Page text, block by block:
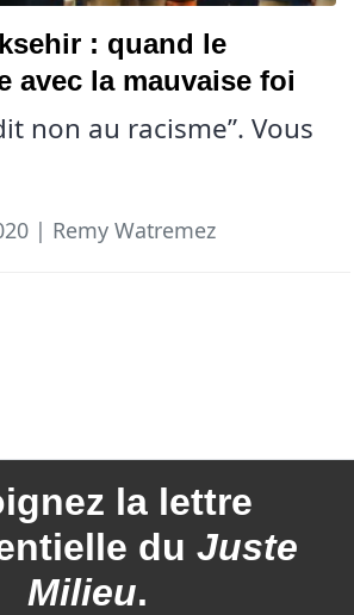
: quand le
avec la mauvaise foi
non au racisme”. Vous
| Remy Watremez
la lettre
du Juste
Milieu.